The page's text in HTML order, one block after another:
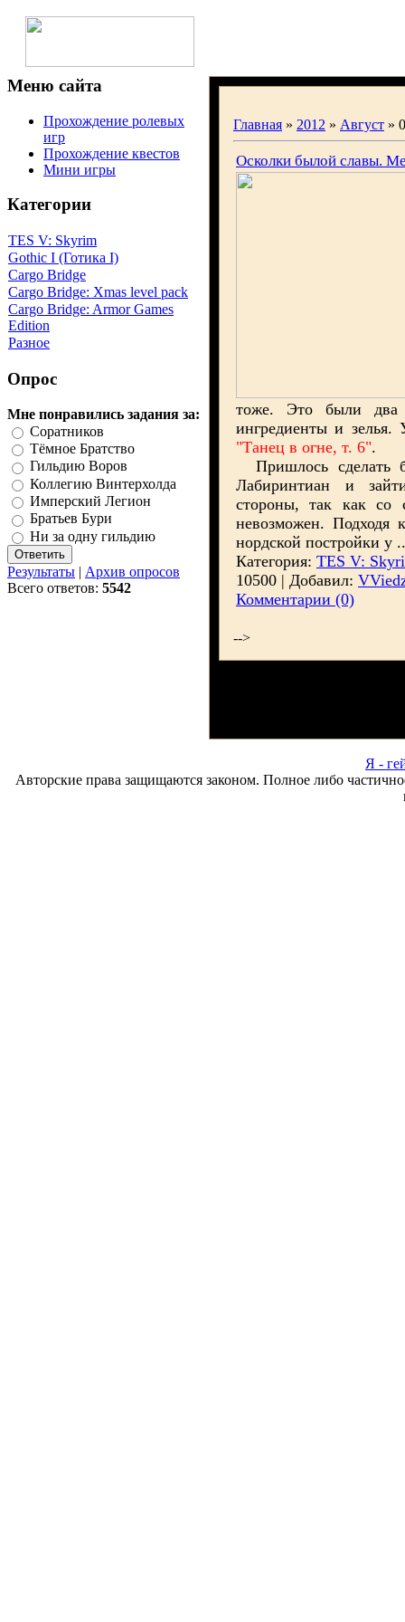
Меню сайта
Прохождение ролевых
игр
Прохождение квестов
Мини игры
Категории
TES V: Skyrim
Gothic I (Готика I)
Cargo Bridge
Cargo Bridge: Xmas level pack
Cargo Bridge: Armor Games
Edition
Разное
Опрос
Мне понравились задания за:
Соратников
Тёмное Братство
Гильдию Воров
Коллегию Винтерхолда
Имперский Легион
Братьев Бури
Ни за одну гильдию
Результаты | Архив опросов
Всего ответов: 5542
Главная » 2012 » Август »
Осколки былой славы.
тоже. Это были
ингредиенты и
"Танец в огне, т. 6".
Пришлось сделать
Лабиринтиан и
стороны, так как со
невозможен. Подходя
нордской постройки у
Категория: TES V:
10500 | Добавил:
Комментарии (0)
-->
Я -
Авторские права защищаются законом. Полное либо